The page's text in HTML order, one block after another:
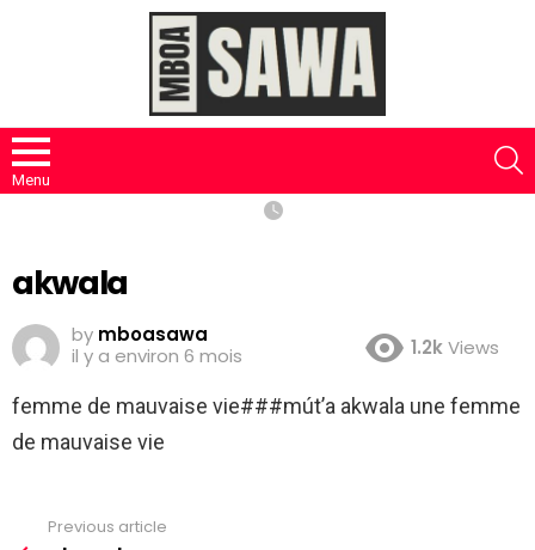
Menu
akwala
by mboasawa
il y a environ 6 mois
1.2kViews
femme de mauvaise vie###mút’a akwala une femme
de mauvaise vie
Previous article